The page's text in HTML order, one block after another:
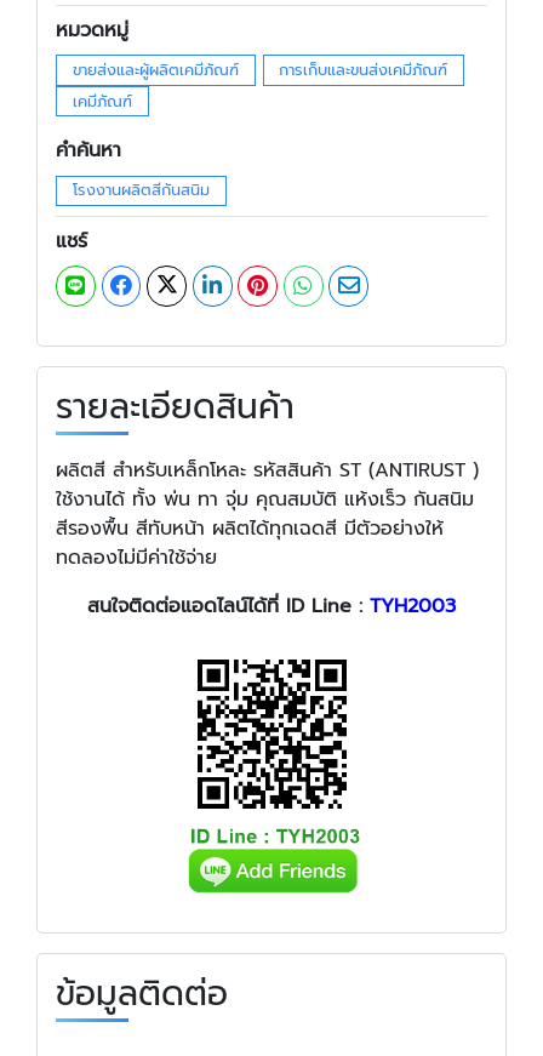
หมวดหมู่
ขายส่งและผู้ผลิตเคมีภัณฑ์
การเก็บและขนส่งเคมีภัณฑ์
เคมีภัณฑ์
คำค้นหา
โรงงานผลิตสีกันสนิม
แชร์
รายละเอียดสินค้า
ผลิตสี สำหรับเหล็กโหละ รหัสสินค้า ST (ANTIRUST )
ใช้งานได้ ทั้ง พ่น ทา จุ่ม คุณสมบัติ แห้งเร็ว กันสนิม
สีรองพื้น สีทับหน้า ผลิตได้ทุกเฉดสี มีตัวอย่างให้
ทดลองไม่มีค่าใช้จ่าย
สนใจติดต่อแอดไลน์ได้ที่ ID Line : TYH2003
ข้อมูลติดต่อ